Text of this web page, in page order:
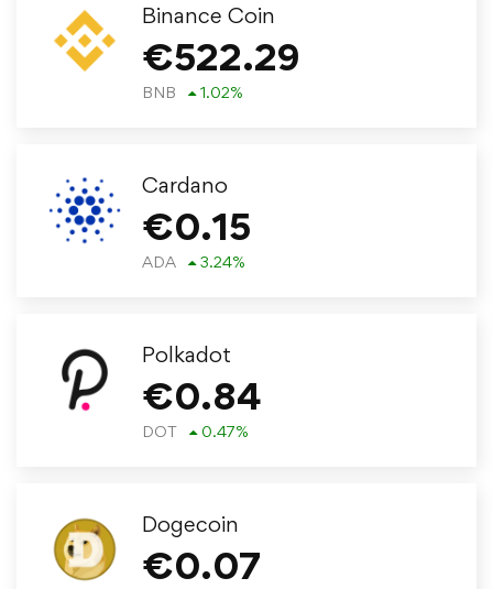
Binance Coin
€522.29
BNB 1.02%
Cardano
€0.15
ADA 3.24%
Polkadot
€0.84
DOT 0.47%
Dogecoin
€0.07